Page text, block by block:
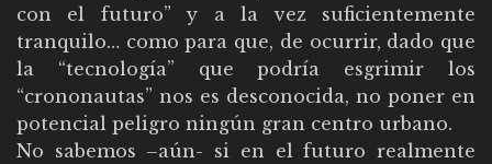
con el futuro” y a la vez suficientemente
tranquilo… como para que, de ocurrir, dado que
la “tecnología” que podría esgrimir los
“crononautas” nos es desconocida, no poner en
potencial peligro ningún gran centro urbano.
No sabemos –aún- si en el futuro realmente